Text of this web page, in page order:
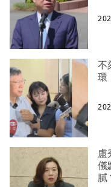
不
環
盧
儀
膩